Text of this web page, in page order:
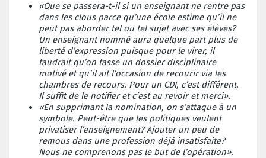
«Que se passera-t-il si un enseignant ne rentre pas
dans les clous parce qu’une école estime qu’il ne
peut pas aborder tel ou tel sujet avec ses élèves?
Un enseignant nommé aura quelque part plus de
liberté d’expression puisque pour le virer, il
faudrait qu’on fasse un dossier disciplinaire
motivé et qu’il ait l’occasion de recourir via les
chambres de recours. Pour un CDI, c’est différent.
Il suffit de le notifier et c’est au revoir et merci».
«En supprimant la nomination, on s’attaque à un
symbole. Peut-être que les politiques veulent
privatiser l’enseignement? Ajouter un peu de
remous dans une profession déjà insatisfaite?
Nous ne comprenons pas le but de l’opération».